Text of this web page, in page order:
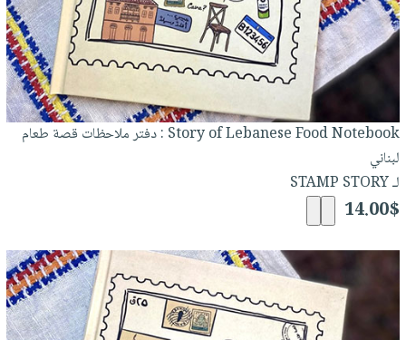
Story of Lebanese Food Notebook : دفتر ملاحظات قصة طعام
لبناني
لـ STAMP STORY
14.00$